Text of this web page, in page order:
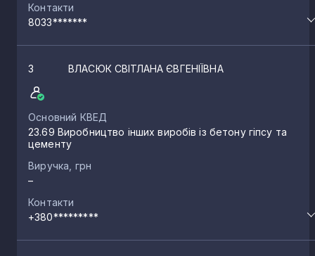
Контакти
8033*******
3 ВЛАСЮК СВІТЛАНА ЄВГЕНІЇВНА
Основний КВЕД
23.69 Виробництво інших виробів із бетону гіпсу та
цементу
Виручка, грн
–
Контакти
+380*********